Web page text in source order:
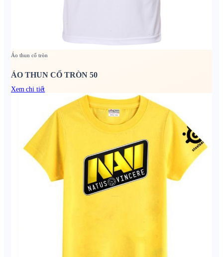
Áo thun cổ tròn
ÁO THUN CỔ TRÒN 50
Xem chi tiết